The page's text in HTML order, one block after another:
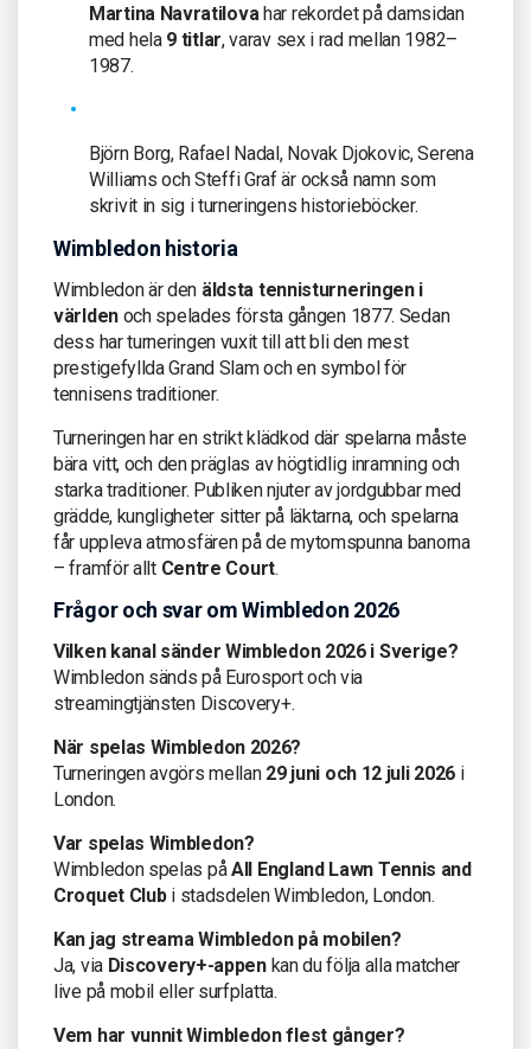
Martina Navratilovahar rekordet på damsidan
med hela 9 titlar, varav sex i rad mellan 1982–
1987.
Björn Borg, Rafael Nadal, Novak Djokovic, Serena
Williams och Steffi Graf är också namn som
skrivit in sig i turneringens historieböcker.
Wimbledon historia
Wimbledon är den äldsta tennisturneringen i
världenoch spelades första gången 1877. Sedan
dess har turneringen vuxit till att bli den mest
prestigefyllda Grand Slam och en symbol för
tennisens traditioner.
Turneringen har en strikt klädkod där spelarna måste
bära vitt, och den präglas av högtidlig inramning och
starka traditioner. Publiken njuter av jordgubbar med
grädde, kungligheter sitter på läktarna, och spelarna
får uppleva atmosfären på de mytomspunna banorna
– framför allt Centre Court.
Frågor och svar om Wimbledon 2026
Vilken kanal sänder Wimbledon 2026 i Sverige?
Wimbledon sänds på Eurosport och via
streamingtjänsten Discovery+.
När spelas Wimbledon 2026?
Turneringen avgörs mellan 29 juni och 12 juli 2026 i
London.
Var spelas Wimbledon?
Wimbledon spelas påAll England Lawn Tennis and
Croquet Clubi stadsdelen Wimbledon, London.
Kan jag streama Wimbledon på mobilen?
Ja, via Discovery+-appenkan du följa alla matcher
live på mobil eller surfplatta.
Vem har vunnit Wimbledon flest gånger?